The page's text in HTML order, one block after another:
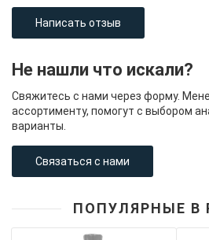
Написать отзыв
Не нашли что искали?
Свяжитесь с нами через форму.
ассортименту, помогут с выбором
варианты.
Связаться с нами
ПОПУЛЯРНЫЕ В